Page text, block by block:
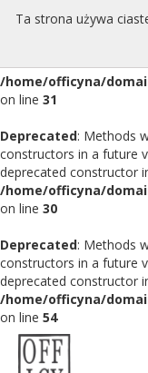
Deprecated: Methods
constructors in a future
constructor in
/home/officyna/
on line 31
Deprecated: Methods
constructors in a future
deprecated constructor
/home/officyna/
on line 30
Deprecated: Methods
constructors in a future
deprecated constructor
/home/officyna/
on line 54
Ta strona używa